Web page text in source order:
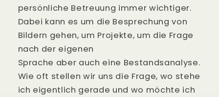
persönliche Betreuung immer wichtiger.
Dabei kann es um die Besprechung von
Bildern gehen, um Projekte, um die Frage
nach der eigenen
Sprache aber auch eine Bestandsanalyse.
Wie oft stellen wir uns die Frage, wo stehe
ich eigentlich gerade und wo möchte ich